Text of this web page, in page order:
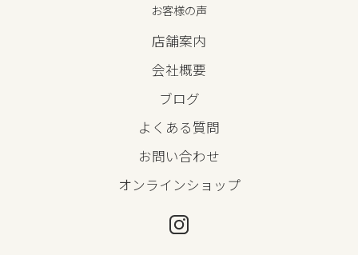
お客様の声
店舗案内
会社概要
ブログ
よくある質問
お問い合わせ
オンラインショップ